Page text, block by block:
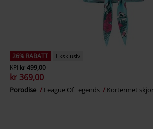
26% RABATT
Eksklusiv
KPI kr 499,00
kr 369,00
Porodise League Of Legends Kortermet